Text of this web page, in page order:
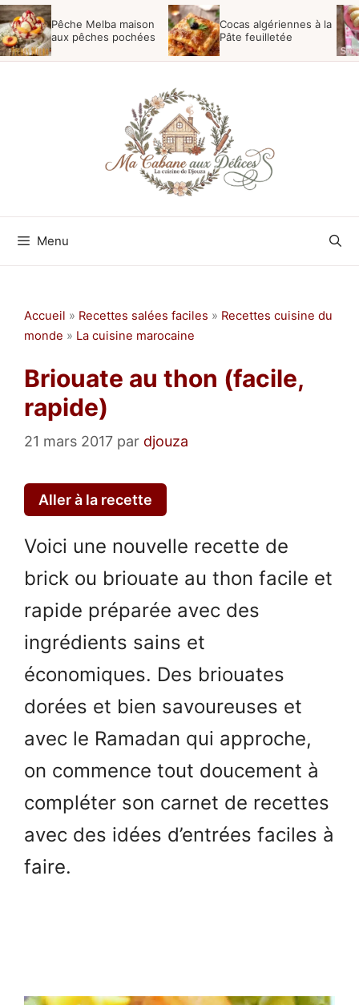
Aller
au
contenu
Pêche Melba maison
aux pêches pochées
Cocas algériennes à la
Pâte feuilletée
Menu
Accueil » Recettes salées faciles » Recettes cuisine du
monde » La cuisine marocaine
Briouate au thon (facile,
rapide)
21 mars 2017 par djouza
Aller à la recette
Voici une nouvelle recette de
brick ou briouate au thon facile et
rapide préparée avec des
ingrédients sains et
économiques. Des briouates
dorées et bien savoureuses et
avec le Ramadan qui approche,
on commence tout doucement à
compléter son carnet de recettes
avec des idées d’entrées faciles à
faire.